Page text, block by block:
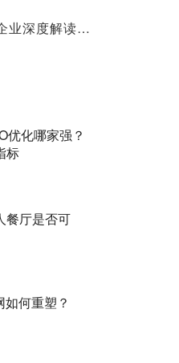
中国石墨烯新材料行业十强企业深度解读（2025）
优化哪家强？
标
餐厅是否可
何重塑？